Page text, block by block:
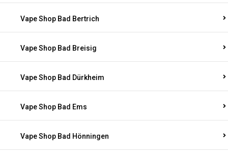
Vape Shop Bad Bertrich
Vape Shop Bad Breisig
Vape Shop Bad Dürkheim
Vape Shop Bad Ems
Vape Shop Bad Hönningen